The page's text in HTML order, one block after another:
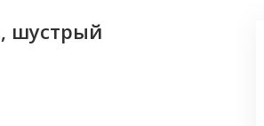
шустрый